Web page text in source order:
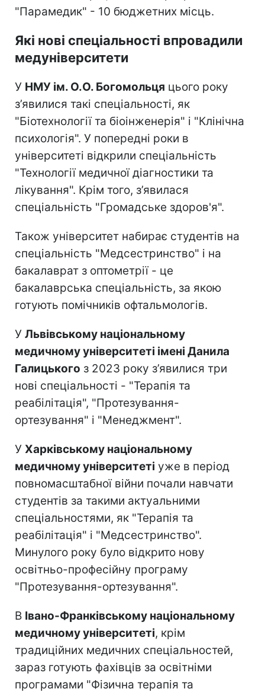
"Парамедик" - 10 бюджетних місць.
Які нові спеціальності впровадили
медуніверситети
У НМУ ім. О.О. Богомольця цього року
з’явилися такі спеціальності, як
"Біотехнології та біоінженерія" і "Клінічна
психологія". У попередні роки в
університеті відкрили спеціальність
"Технології медичної діагностики та
лікування". Крім того, з’явилася
спеціальність "Громадське здоров'я".
Також університет набирає студентів на
спеціальність "Медсестринство" і на
бакалаврат з оптометрії - це
бакалаврська спеціальність, за якою
готують помічників офтальмологів.
У Львівському національному
медичному університеті імені Данила
Галицького з 2023 року з’явилися три
нові спеціальності - "Терапія та
реабілітація", "Протезування-
ортезування" і "Менеджмент".
У Харківському національному
медичному університеті уже в період
повномасштабної війни почали навчати
студентів за такими актуальними
спеціальностями, як "Терапія та
реабілітація" і "Медсестринство".
Минулого року було відкрито нову
освітньо-професійну програму
"Протезування-ортезування".
В Івано-Франківському національному
медичному університеті, крім
традиційних медичних спеціальностей,
зараз готують фахівців за освітніми
програмами "Фізична терапія та